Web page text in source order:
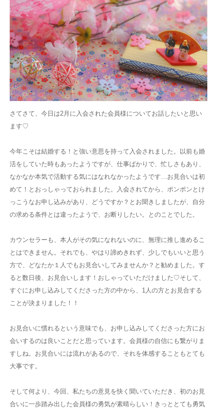
さてさて、今日は2月に入会された会員様についてお話したいと思い
ます♡
今年こそは結婚する！と強い意思を持って入会されました。以前も婚
活をしていた時もあったようですが、仕事ばかりで、忙しさもあり、
なかなか本気で活動する気にはなれなかったようです…お見合いは初
めて！とおっしゃっておられました。入会されてから、ポンポンとけ
っこうなお申し込みがあり、どうですか？とお聞きしましたが、自分
の求める条件とは違ったようで、お断りしたい。とのことでした。
カウンセラーも、本人がその気になれないのに、無理に推し進めるこ
とはできません。それでも、やはり諦めきれず、少しでもいいと思う
方で、どなたか１人でもお見合いしてみませんか？と勧めました。す
ると数日後、お見合いします！おしゃっていただけました♡そして、
すぐにお申し込みしてくださった方の中から、1人の方とお見合する
ことが決まりました！！
お見合いに慣れるという意味でも、お申し込みしてくださった方にお
会いするのは良いことだと思っています。会員様の自信にも繋がりま
すしね。お見合いには流れがあるので、それを体感することもとても
大事です。
そして何より、今回、私たちの意見を快く聞いていただき、初のお見
合いに一歩踏み出した会員様の勇気が素晴らしい！きっととても勇気